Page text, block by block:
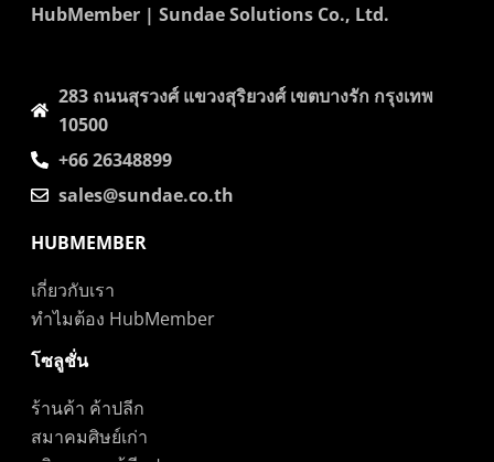
HubMember | Sundae Solutions Co., Ltd.
283 ถนนสุรวงศ์​ แขวงสุริยวงศ์​ เขตบางรัก กรุงเทพ
10500
+66 26348899
sales@sundae.co.th
HUBMEMBER
เกี่ยวกับเรา
ทำไมต้อง HubMember
โซลูชั่น
ร้านค้า ค้าปลีก
สมาคมศิษย์เก่า